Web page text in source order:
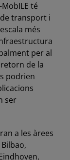
té
transport i
més
per al
de la
podrien
ser
a les àrees